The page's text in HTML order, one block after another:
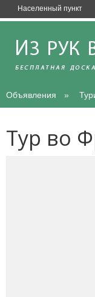
Объявления
Тур во
Населенный пункт